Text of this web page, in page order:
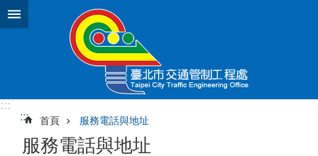
跳到主要內容區塊
:::
:::
首頁 服務電話與地址
服務電話與地址